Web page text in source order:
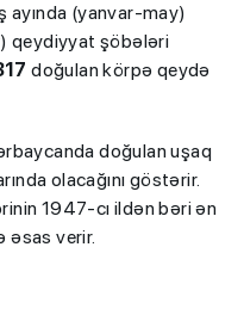
(yanvar-may)
qeydiyyat şöbələri
doğulan körpə qeydə
doğulan uşaq
olacağını göstərir.
1947-cı ildən bəri ən
əsas verir.